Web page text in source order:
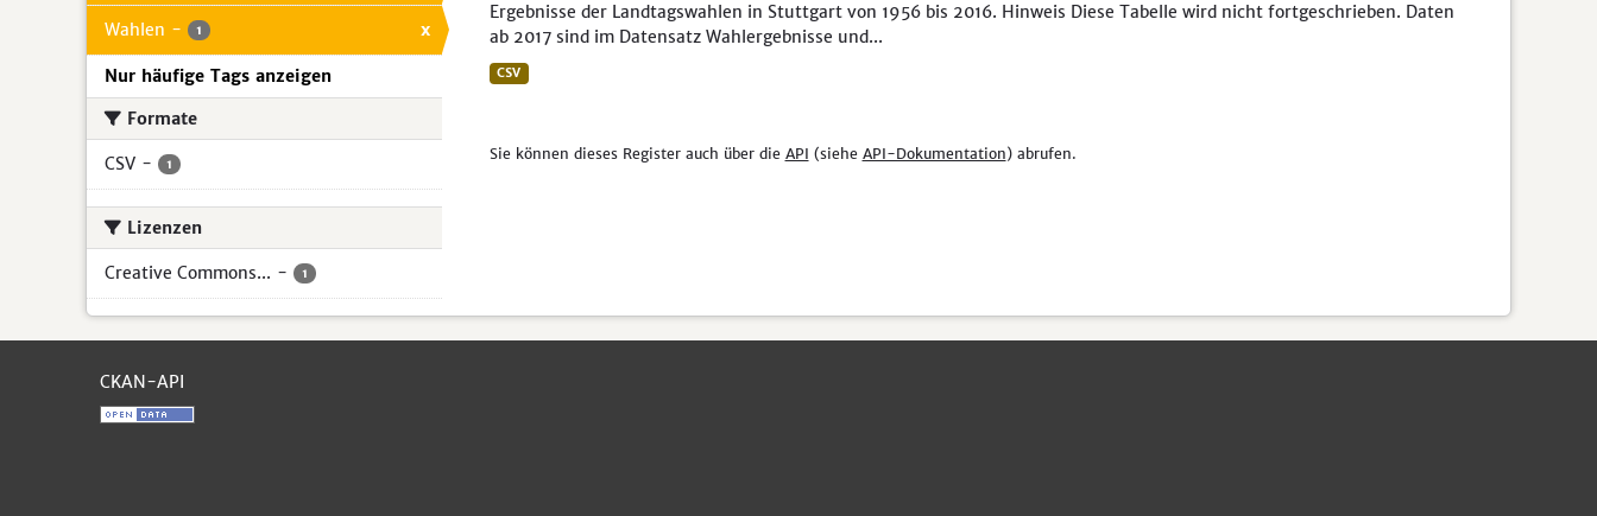
Wahlen - 1 x
Nur häufige Tags anzeigen
Formate
CSV - 1
Lizenzen
Creative Commons... - 1
Ergebnisse der Landtagswahlen in Stuttgart von 1956 bis 2016. Hinweis Diese Tabelle wird nicht fortgeschrieben. Daten
ab 2017 sind im Datensatz Wahlergebnisse und...
CSV
Sie können dieses Register auch über die API (siehe API-Dokumentation) abrufen.
CKAN-API